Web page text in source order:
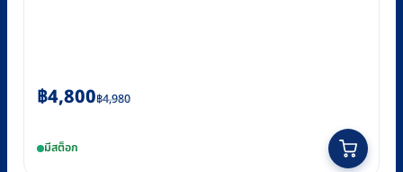
฿4,980
Original
was:
฿4,800
Current
is:มีสต็อก